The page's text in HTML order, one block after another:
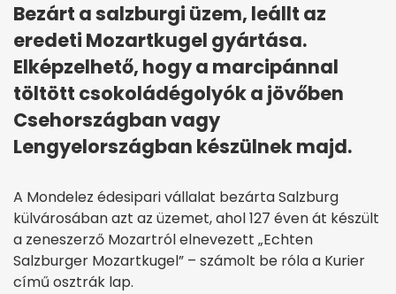
Bezárt a salzburgi üzem, leállt az
eredeti Mozartkugel gyártása.
Elképzelhető, hogy a marcipánnal
töltött csokoládégolyók a jövőben
Csehországban vagy
Lengyelországban készülnek majd.
A Mondelez édesipari vállalat bezárta Salzburg
külvárosában azt az üzemet, ahol 127 éven át készült
a zeneszerző Mozartról elnevezett „Echten
Salzburger Mozartkugel” – számolt be róla a Kurier
című osztrák lap.